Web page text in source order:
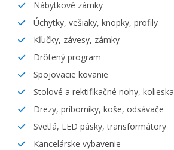
Nábytkové zámky
Úchytky, vešiaky, knopky, profily
Kľučky, závesy, zámky
Drôtený program
Spojovacie kovanie
Stolové a rektifikačné nohy, kolieska
Drezy, príborníky, koše, odsávače
Svetlá, LED pásky, transformátory
Kancelárske vybavenie